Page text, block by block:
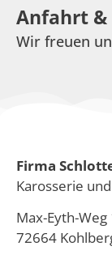
Anfahrt
Wir freuen
Firma
Karosserie
Max-Eyth-Weg
72664